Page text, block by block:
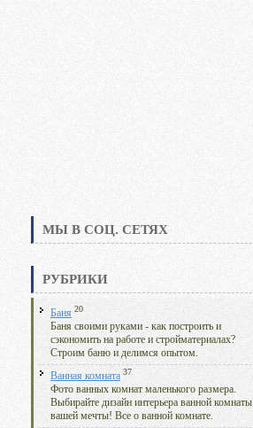
МЫ В СОЦ. СЕТЯХ
РУБРИКИ
Баня 20
Баня своими руками - как построить и
сэкономить на работе и стройматериалах?
Строим баню и делимся опытом.
Ванная комната 37
Фото ванных комнат маленького размера.
Выбирайте дизайн интерьера ванной комнаты
вашей мечты! Все о ванной комнате.